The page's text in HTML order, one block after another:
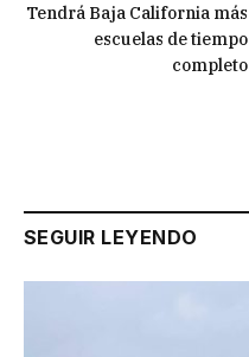
Tendrá Baja California más
escuelas de tiempo
completo
SEGUIR LEYENDO